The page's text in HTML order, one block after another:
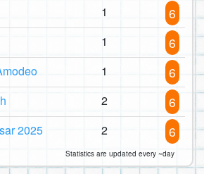
1 6
1 6
1 6
2 6
2025 2 6
Statistics are updated every ~day